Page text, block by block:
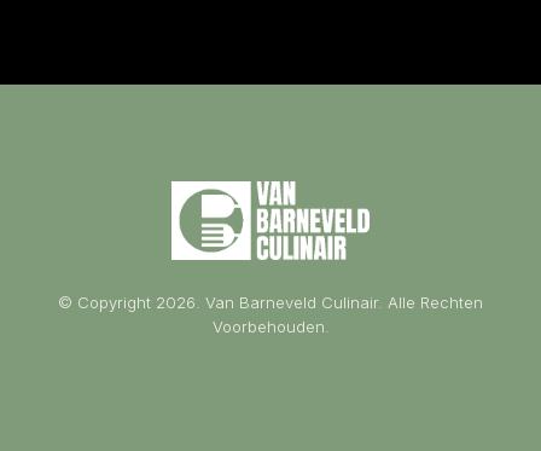
© Copyright 2026. Van Barneveld Culinair. Alle Rechten
Voorbehouden.